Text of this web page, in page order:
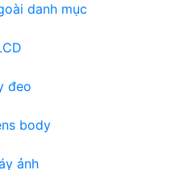
danh mục
đeo
body
ảnh